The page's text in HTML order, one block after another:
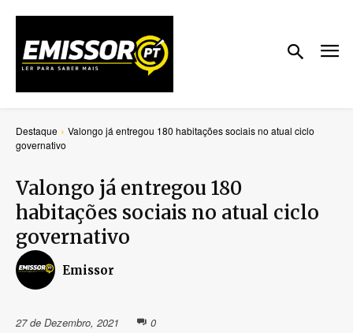
Destaque
Valongo já entregou 180 habitações sociais no atual ciclo
governativo
Valongo já entregou 180
habitações sociais no atual ciclo
governativo
Emissor
27 de Dezembro, 2021 0